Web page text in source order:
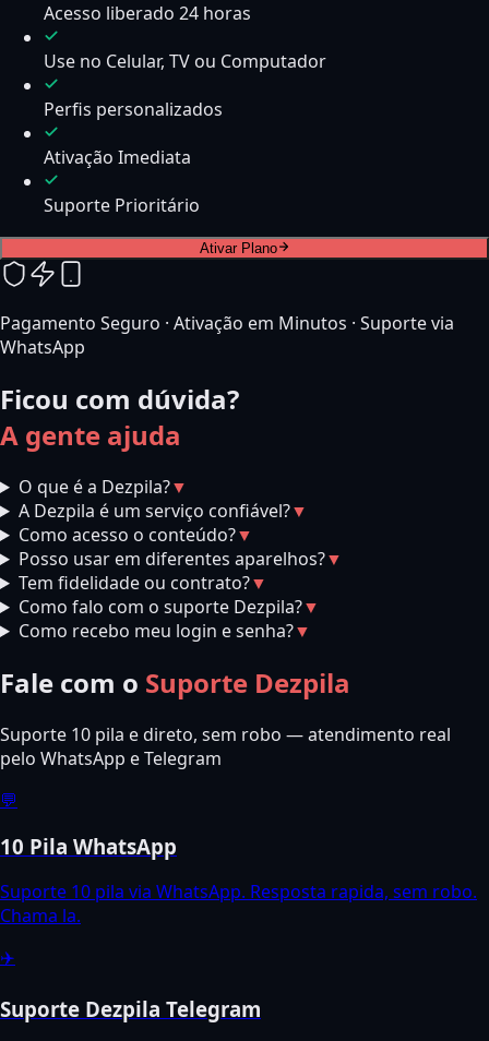
Acesso liberado 24 horas
Use no Celular, TV ou Computador
Perfis personalizados
Ativação Imediata
Suporte Prioritário
Ativar Plano
Pagamento Seguro · Ativação em Minutos · Suporte via
WhatsApp
Ficou com dúvida?
A gente ajuda
O que é a Dezpila?▼
A Dezpila é um serviço confiável?▼
Como acesso o conteúdo?▼
Posso usar em diferentes aparelhos?▼
Tem fidelidade ou contrato?▼
Como falo com o suporte Dezpila?▼
Como recebo meu login e senha?▼
Fale com o Suporte Dezpila
Suporte 10 pila e direto, sem robo — atendimento real
pelo WhatsApp e Telegram
💬
10 Pila WhatsApp
Suporte 10 pila via WhatsApp. Resposta rapida, sem robo.
Chama la.
✈️
Suporte Dezpila Telegram